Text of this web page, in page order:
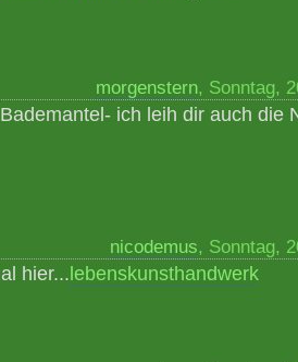
morgenstern, Sonntag,
ich leih dir auch die
nicodemus, Sonntag,
hier...lebenskunsthandwerk